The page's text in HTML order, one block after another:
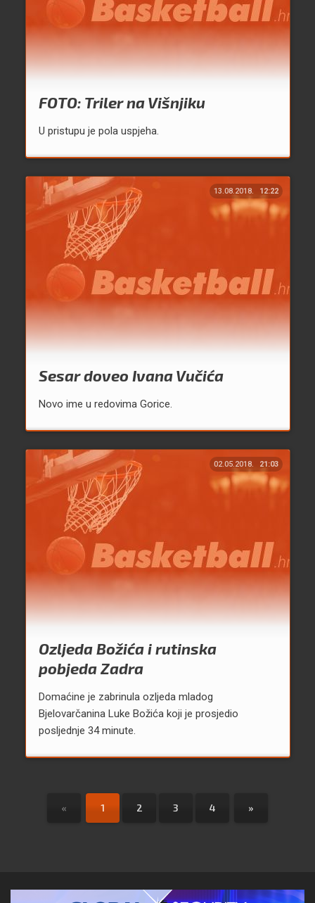
FOTO: Triler na Višnjiku
U pristupu je pola uspjeha.
13.08.2018. 12:22
Sesar doveo Ivana Vučića
Novo ime u redovima Gorice.
02.05.2018. 21:03
Ozljeda Božića i rutinska
pobjeda Zadra
Domaćine je zabrinula ozljeda mladog
Bjelovarčanina Luke Božića koji je prosjedio
posljednje 34 minute.
« 1 2 3 4 »